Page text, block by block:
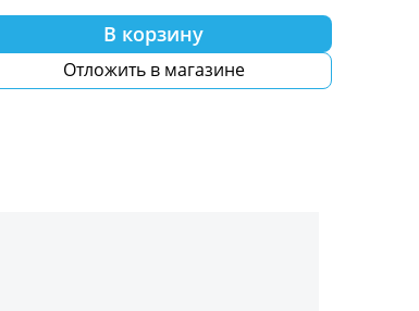
В корзину
Отложить в магазине